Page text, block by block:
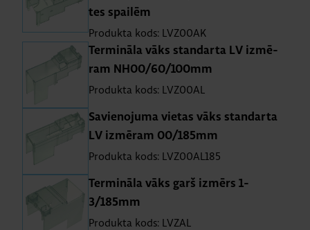
tes spai­lēm
Produkta kods: LVZ00AK
Ter­mi­nāla vāks stan­darta LV iz­mē­
ram NH00/60/100mm
Produkta kods: LVZ00AL
Sa­vie­no­juma vie­tas vāks stan­darta
LV iz­mē­ram 00/185mm
Produkta kods: LVZ00AL185
Ter­mi­nāla vāks garš iz­mērs 1-
3/185mm
Produkta kods: LVZAL